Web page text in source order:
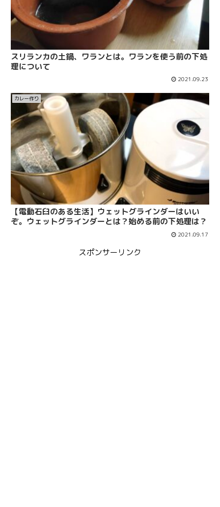
スリランカの土鍋、ワランとは。ワランを使う前の下処
理について
2021.09.23
カレー作り
【電動石臼のある生活】ウェットグラインダーはいい
ぞ。ウェットグラインダーとは？始める前の下処理は？
2021.09.17
スポンサーリンク